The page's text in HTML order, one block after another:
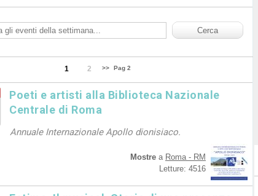
1 2 >> Pag 2
Poeti e artisti alla Biblioteca Nazionale
Centrale di Roma
Annuale Internazionale Apollo dionisiaco.
Mostre a Roma - RM
Letture: 4516